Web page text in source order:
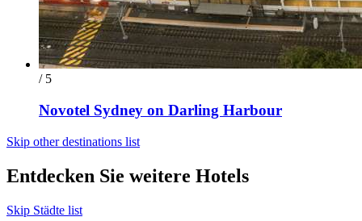
/ 5
Novotel Sydney on Darling Harbour
Skip other destinations list
Entdecken Sie weitere Hotels
Skip Städte list